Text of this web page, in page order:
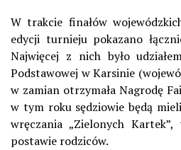
W trakcie finałów
edycji turnieju pokazano
Najwięcej z nich było
Podstawowej w Karsinie
w zamian otrzymała Nagrodę
w tym roku sędziowie będą
wręczania „Zielonych
postawie rodziców.